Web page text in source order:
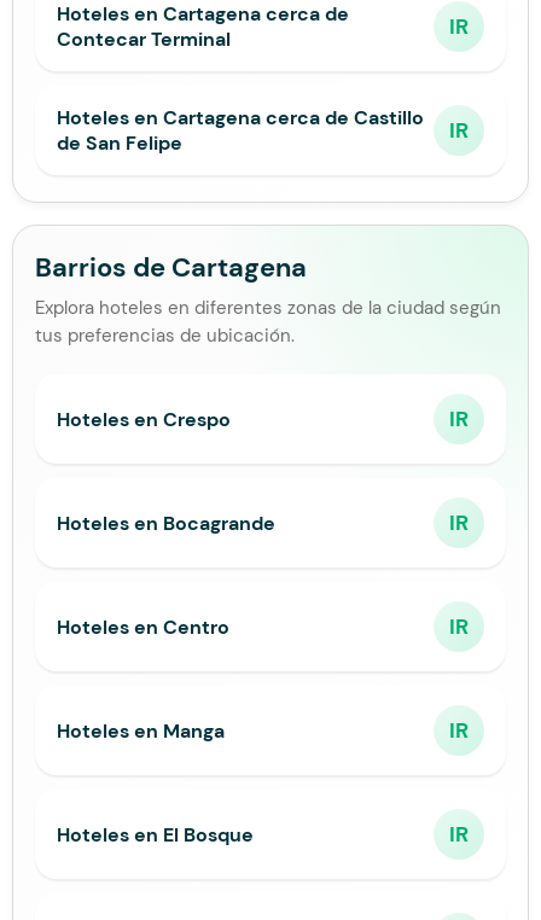
Hoteles en Cartagena cerca de
Contecar Terminal
IR
Hoteles en Cartagena cerca de Castillo
de San Felipe
IR
Barrios de Cartagena
Explora hoteles en diferentes zonas de la ciudad según
tus preferencias de ubicación.
Hoteles en Crespo IR
Hoteles en Bocagrande IR
Hoteles en Centro IR
Hoteles en Manga IR
Hoteles en El Bosque IR